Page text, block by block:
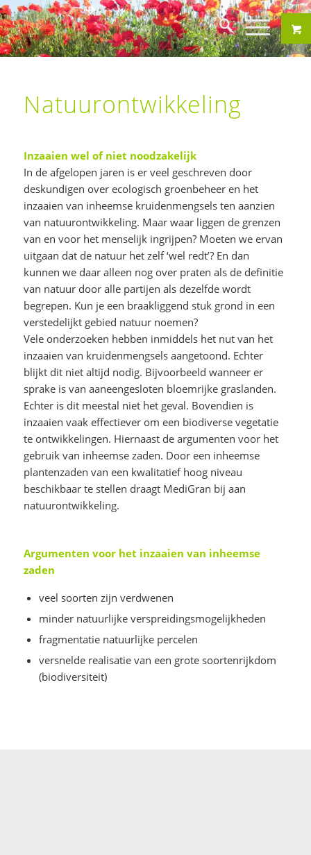
Natuurontwikkeling
Inzaaien wel of niet noodzakelijk
In de afgelopen jaren is er veel geschreven door
deskundigen over ecologisch groenbeheer en het
inzaaien van inheemse kruidenmengsels ten aanzien
van natuurontwikkeling. Maar waar liggen de grenzen
van en voor het menselijk ingrijpen? Moeten we ervan
uitgaan dat de natuur het zelf ‘wel redt’? En dan
kunnen we daar alleen nog over praten als de definitie
van natuur door alle partijen als dezelfde wordt
begrepen. Kun je een braakliggend stuk grond in een
verstedelijkt gebied natuur noemen?
Vele onderzoeken hebben inmiddels het nut van het
inzaaien van kruidenmengsels aangetoond. Echter
blijkt dit niet altijd nodig. Bijvoorbeeld wanneer er
sprake is van aaneengesloten bloemrijke graslanden.
Echter is dit meestal niet het geval. Bovendien is
inzaaien vaak effectiever om een biodiverse vegetatie
te ontwikkelingen. Hiernaast de argumenten voor het
gebruik van inheemse zaden. Door een inheemse
plantenzaden van een kwalitatief hoog niveau
beschikbaar te stellen draagt MediGran bij aan
natuurontwikkeling.
Argumenten voor het inzaaien van inheemse
zaden
veel soorten zijn verdwenen
minder natuurlijke verspreidingsmogelijkheden
fragmentatie natuurlijke percelen
versnelde realisatie van een grote soortenrijkdom
(biodiversiteit)